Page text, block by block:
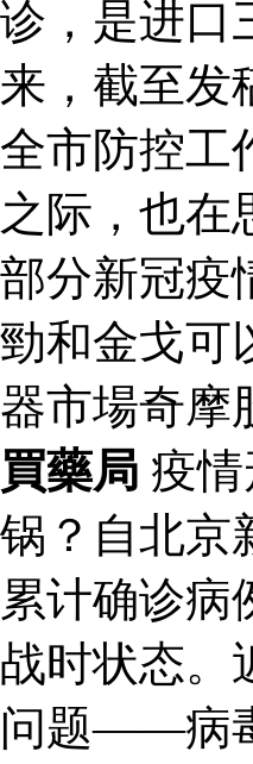
诊，是进口
来，截至发
全市防控工
之际，也
部分新冠疫
勁和金戈可
器市場奇摩
買藥局 疫
锅？自北京
累计确诊病
战时状态。
问题——病